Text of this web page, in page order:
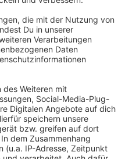
etc.
seine/ihre Gäste
auf Nachbarn